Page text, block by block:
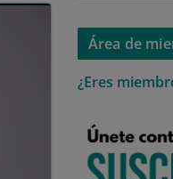
Área de
¿Eres